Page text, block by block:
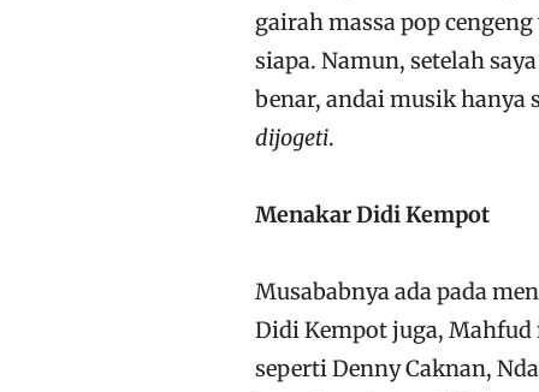
gairah massa pop
siapa. Namun, setelah
benar, andai musik hanya
dijogeti.
Menakar Didi Kempot
Musababnya ada pada
Didi Kempot juga,
seperti Denny Caknan,